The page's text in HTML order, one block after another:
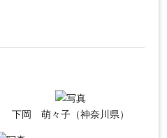
下岡 萌々子（神奈川県）